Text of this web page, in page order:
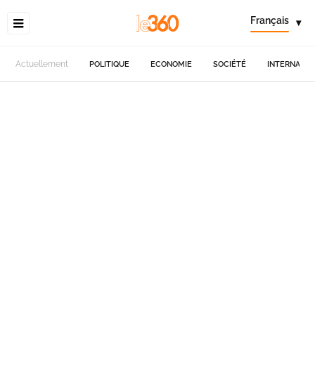
Français ▾
Actuellement POLITIQUE ECONOMIE SOCIÉTÉ